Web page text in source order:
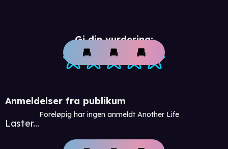
Gi din vurdering:
Anmeldelser fra publikum
Laster...
Foreløpig har ingen anmeldt Another Life